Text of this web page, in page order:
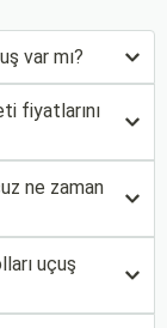
var mı?
fiyatlarını
ne zaman
uçuş